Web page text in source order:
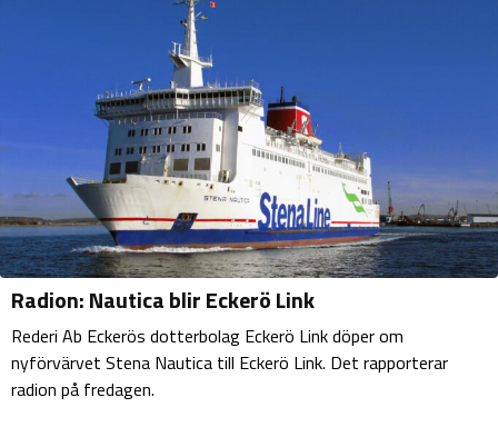
Radion: Nautica blir Eckerö Link
Rederi Ab Eckerös dotterbolag Eckerö Link döper om
nyförvärvet Stena Nautica till Eckerö Link. Det rapporterar
radion på fredagen.